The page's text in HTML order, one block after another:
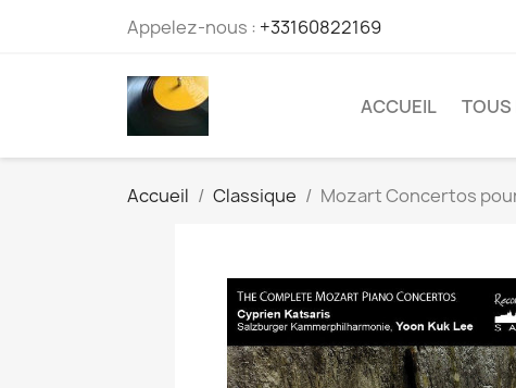
Appelez-nous : +33160822169
ACCUEIL TOUS
Accueil Classique Mozart Concertos